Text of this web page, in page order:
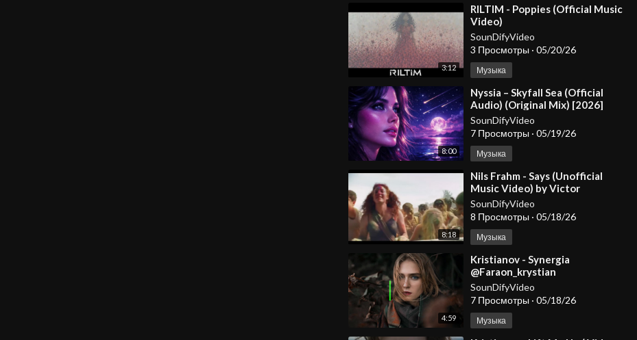
3:12
⁣RILTIM - Poppies (Official Music
Video)
SounDifyVideo
3 Просмотры · 05/20/26
Музыка
8:00
⁣Nyssia – Skyfall Sea (Official
Audio) (Original Mix) [2026]
SounDifyVideo
7 Просмотры · 05/19/26
Музыка
8:18
⁣Nils Frahm - Says (Unofficial
Music Video) by Victor
Daichendt
SounDifyVideo
8 Просмотры · 05/18/26
Музыка
4:59
⁣Kristianov - Synergia
@Faraon_krystian
@KristianovOfficial
SounDifyVideo
7 Просмотры · 05/18/26
Музыка